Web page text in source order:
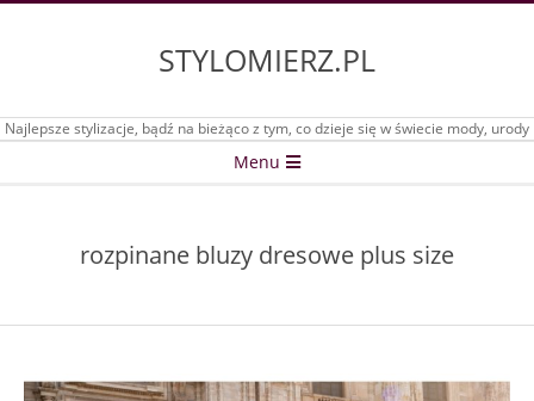
STYLOMIERZ.PL
Najlepsze stylizacje, bądź na bieżąco z tym, co dzieje się w świecie mody, urody
Menu
rozpinane bluzy dresowe plus size